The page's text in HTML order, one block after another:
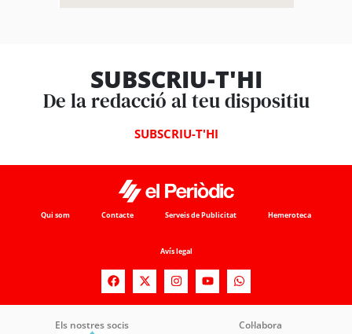
SUBSCRIU-T'HI
De la redacció al teu dispositiu
SUBSCRIU-T'HI
Qui som Contacte Serveis de Publicitat Hemeroteca
Avís legal
Els nostres socis Col·labora